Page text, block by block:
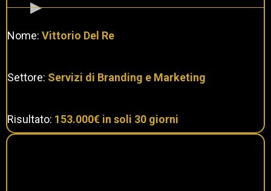
Nome: Vittorio Del Re
Settore: Servizi di Branding e Marketing
Risultato: 153.000€ in soli 30 giorni